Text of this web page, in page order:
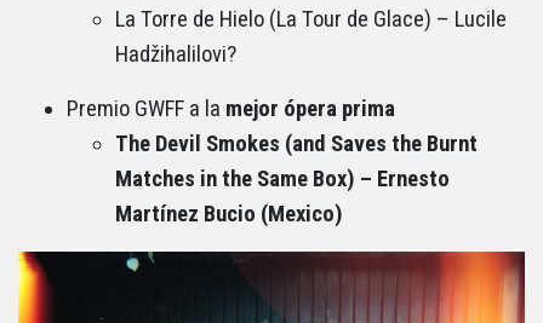
La Torre de Hielo (La Tour de Glace) – Lucile
Hadžihalilovi?
Premio GWFF a la mejor ópera prima
The Devil Smokes (and Saves the Burnt
Matches in the Same Box) – Ernesto
Martínez Bucio (Mexico)